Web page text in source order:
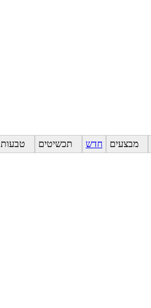
טבעות תכשיטים חדש מבצעים